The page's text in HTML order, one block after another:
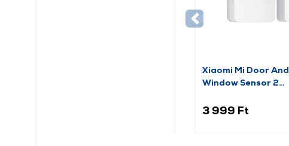
Xiaomi Mi Door And
Window Sensor 2
3 999 Ft